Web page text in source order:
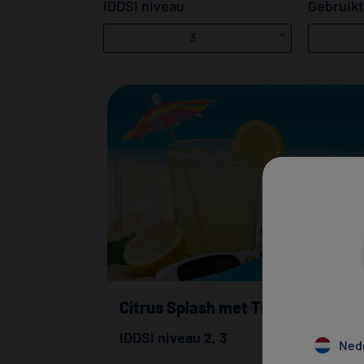
IDDSI niveau
3
Citrus Splash met ThickenUp Fizzy
IDDSI niveau 2, 3